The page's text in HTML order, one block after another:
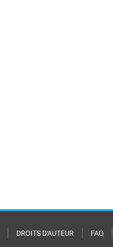
DROITS D'AUTEUR FAQ